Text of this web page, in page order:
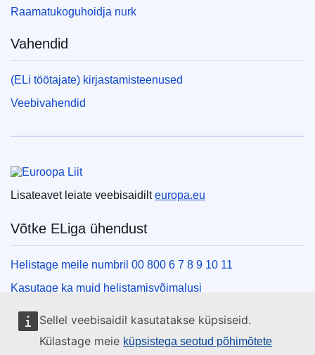
Sellel veebisaidil kasutatakse küpsiseid.
Külastage meie küpsistega seotud põhimõtete
Raamatukoguhoidja nurk
Vahendid
(ELi töötajate) kirjastamisteenused
Veebivahendid
Lisateavet leiate veebisaidilteuropa.eu
Võtke ELiga ühendust
Helistage meile numbril 00 800 6 7 8 9 10 11
Kasutage ka muid helistamisvõimalusi
Kirjutage meile kontaktvormi vahendusel
Külastage meid ELi teabekeskuses